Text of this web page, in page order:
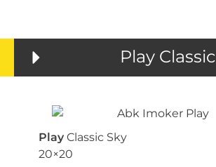
Play Classic
Play Classic Sky
20×20